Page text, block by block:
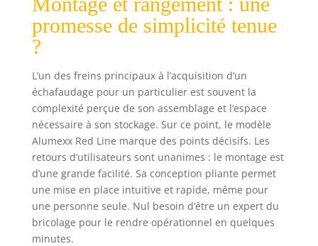
est aussi résistant
et polyvalent. ✅
𝐏𝐎𝐔𝐑
Grâce à la hauteur
de 3 mètres de cet
échafaudage il est
facile d’utiliser
pour tous les
travaux dans la
maison, le jardin
et la cuisine. ✅
𝐏𝐎𝐔𝐑 𝐋𝐄𝐒
𝐏𝐑𝐎𝐅𝐄𝐒𝐒𝐈𝐎𝐍𝐍𝐄𝐋𝐒
- L’échafaudage
promesse de simplicité tenue
?
L’un des freins principaux à l’acquisition d’un
échafaudage pour un particulier est souvent la
complexité perçue de son assemblage et l’espace
nécessaire à son stockage. Sur ce point, le modèle
Alumexx Red Line marque des points décisifs. Les
retours d’utilisateurs sont unanimes : le montage est
d’une grande facilité. Sa conception pliante permet
une mise en place intuitive et rapide, même pour
une personne seule. Nul besoin d’être un expert du
bricolage pour le rendre opérationnel en quelques
minutes.